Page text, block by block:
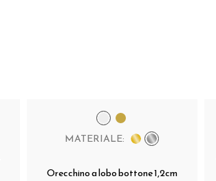
MATERIALE:
Orecchino a lobo bottone 1,2cm